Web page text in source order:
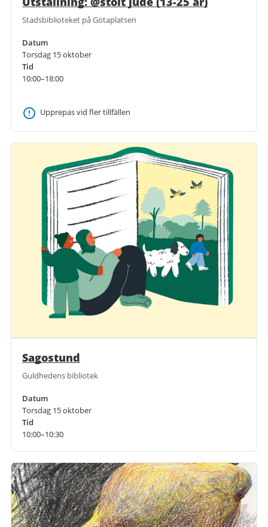
Stadsbiblioteket på Götaplatsen
Datum
Torsdag 15 oktober
Tid
10:00–18:00
Upprepas vid fler tillfällen
Sagostund
Guldhedens bibliotek
Datum
Torsdag 15 oktober
Tid
10:00–10:30